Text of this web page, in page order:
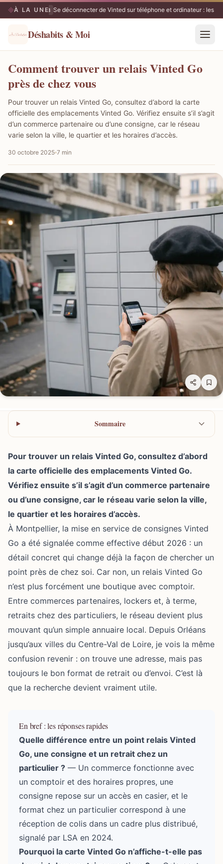
À LA UNE
08/08 Se déconnecter de Vinted sur téléphone et ordinateur : les
Déshabits & Moi
Comment trouver un relais Vinted Go
près de chez vous
Pour trouver un relais Vinted Go, consultez d’abord la carte
officielle des emplacements Vinted Go. Vérifiez ensuite s’il s’agit
d’un commerce partenaire ou d’une consigne, car le réseau
varie selon la ville, le quartier et les horaires d’accès.
30 octobre 2025 7 min
Sommaire
Pour trouver un relais Vinted Go, consultez d’abord
la carte officielle des emplacements Vinted Go.
Vérifiez ensuite s’il s’agit d’un commerce partenaire
ou d’une consigne, car le réseau varie selon la ville,
le quartier et les horaires d’accès.
À Montpellier, la mise en service de consignes Vinted
Go a été signalée comme effective début 2026 : un
détail concret qui change déjà la façon de chercher un
point près de chez soi. Car non, un relais Vinted Go
n’est plus forcément une boutique avec comptoir.
Entre commerces partenaires, lockers et, à terme,
retraits chez des particuliers, le réseau devient plus
mouvant qu’un simple annuaire local. Depuis Orléans
jusqu’aux villes du Centre-Val de Loire, je vois la même
confusion revenir : on trouve une adresse, mais pas
toujours le bon format de retrait ou d’envoi. C’est là
que la recherche devient vraiment utile.
En bref : les réponses rapides
Quelle différence entre un point relais Vinted
Go, une consigne et un retrait chez un
particulier ? — Un commerce fonctionne avec
un comptoir et des horaires propres, une
consigne repose sur un accès en casier, et le
format chez un particulier correspond à une
réception de colis dans un cadre plus distribué,
signalé par LSA en 2024.
Pourquoi la carte Vinted Go n’affiche-t-elle pas